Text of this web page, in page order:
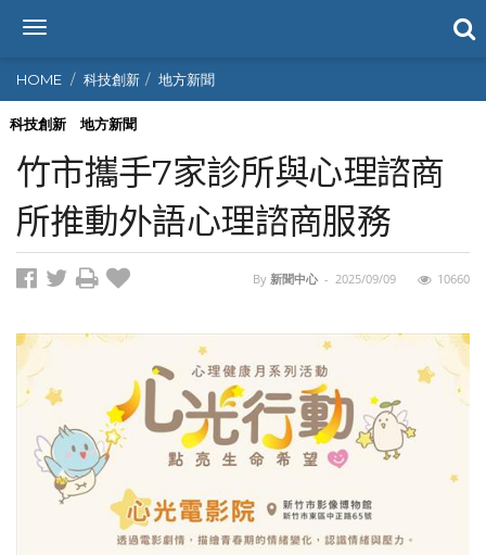
T
g
g
l
n
a
v
i
g
o
n
HOME 科技創新 地方新聞
科技創新 地方新聞
竹市攜手7家診所與心理諮商
所推動外語心理諮商服務
By 新聞中心 - 2025/09/09 10660